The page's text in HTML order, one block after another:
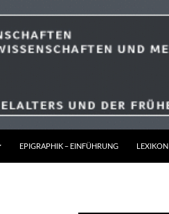
EPIGRAPHIK – EINFÜHRUNG LEXIKON